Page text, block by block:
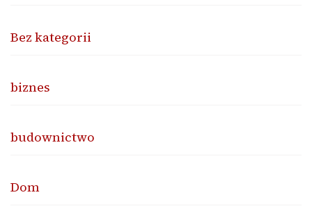
Bez kategorii
biznes
budownictwo
Dom